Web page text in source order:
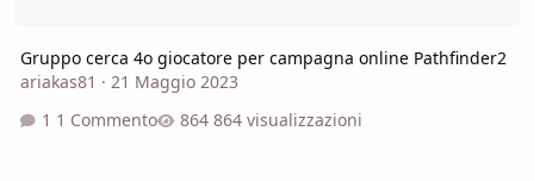
Gruppo cerca 4o giocatore per campagna online Pathfinder2
ariakas81 · 21 Maggio 2023
1 Commento
864 visualizzazioni